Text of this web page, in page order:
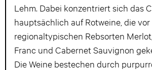
Lehm. Dabei konzentriert sich das
hauptsächlich auf Rotweine, die
regionaltypischen Rebsorten
Franc und Cabernet Sauvignon
Die Weine bestechen durch